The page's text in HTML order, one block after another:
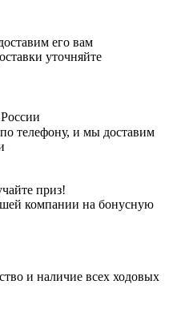
его вам
уточняйте
телефону, и мы доставим
приз!
компании на бонусную
и наличие всех ходовых